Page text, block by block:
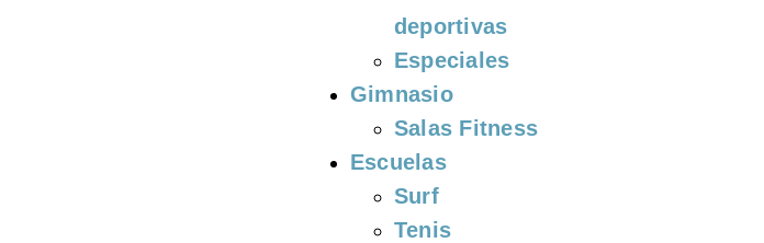
deportivas
Especiales
Gimnasio
Salas Fitness
Escuelas
Surf
Tenis